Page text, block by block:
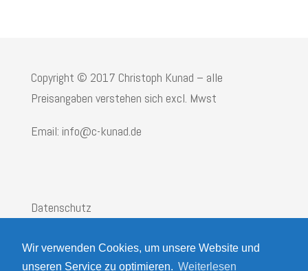
Wir verwenden Cookies, um unsere Website und
unseren Service zu optimieren. Weiterlesen
Copyright © 2017 Christoph Kunad – alle
Preisangaben verstehen sich excl. Mwst
Email: info@c-kunad.de
Datenschutz
AGB